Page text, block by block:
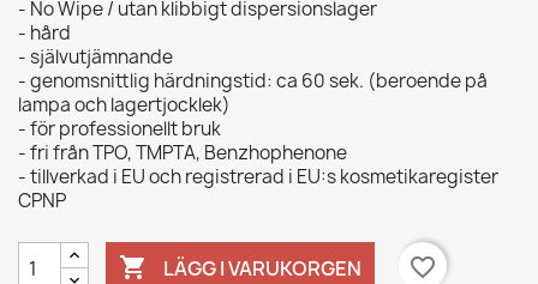
- No Wipe / utan klibbigt dispersionslager
- hård
- självutjämnande
- genomsnittlig härdningstid: ca 60 sek. (beroende på
lampa och lagertjocklek)
- för professionellt bruk
- fri från TPO, TMPTA, Benzhophenone
- tillverkad i EU och registrerad i EU:s kosmetikaregister
CPNP
 LÄGG I VARUKORGEN favorite_border